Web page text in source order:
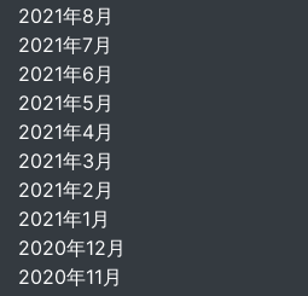
2021年8月
2021年7月
2021年6月
2021年5月
2021年4月
2021年3月
2021年2月
2021年1月
2020年12月
2020年11月